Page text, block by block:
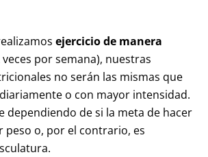
ejercicio de manera
veces por semana), nuestras
no serán las mismas que
o con mayor intensidad.
dependiendo de si la meta de hacer
peso o, por el contrario, es